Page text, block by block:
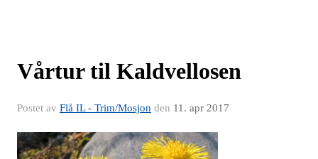
Vårtur til Kaldvellosen
Postet av Flå IL - Trim/Mosjon den 11. apr 2017